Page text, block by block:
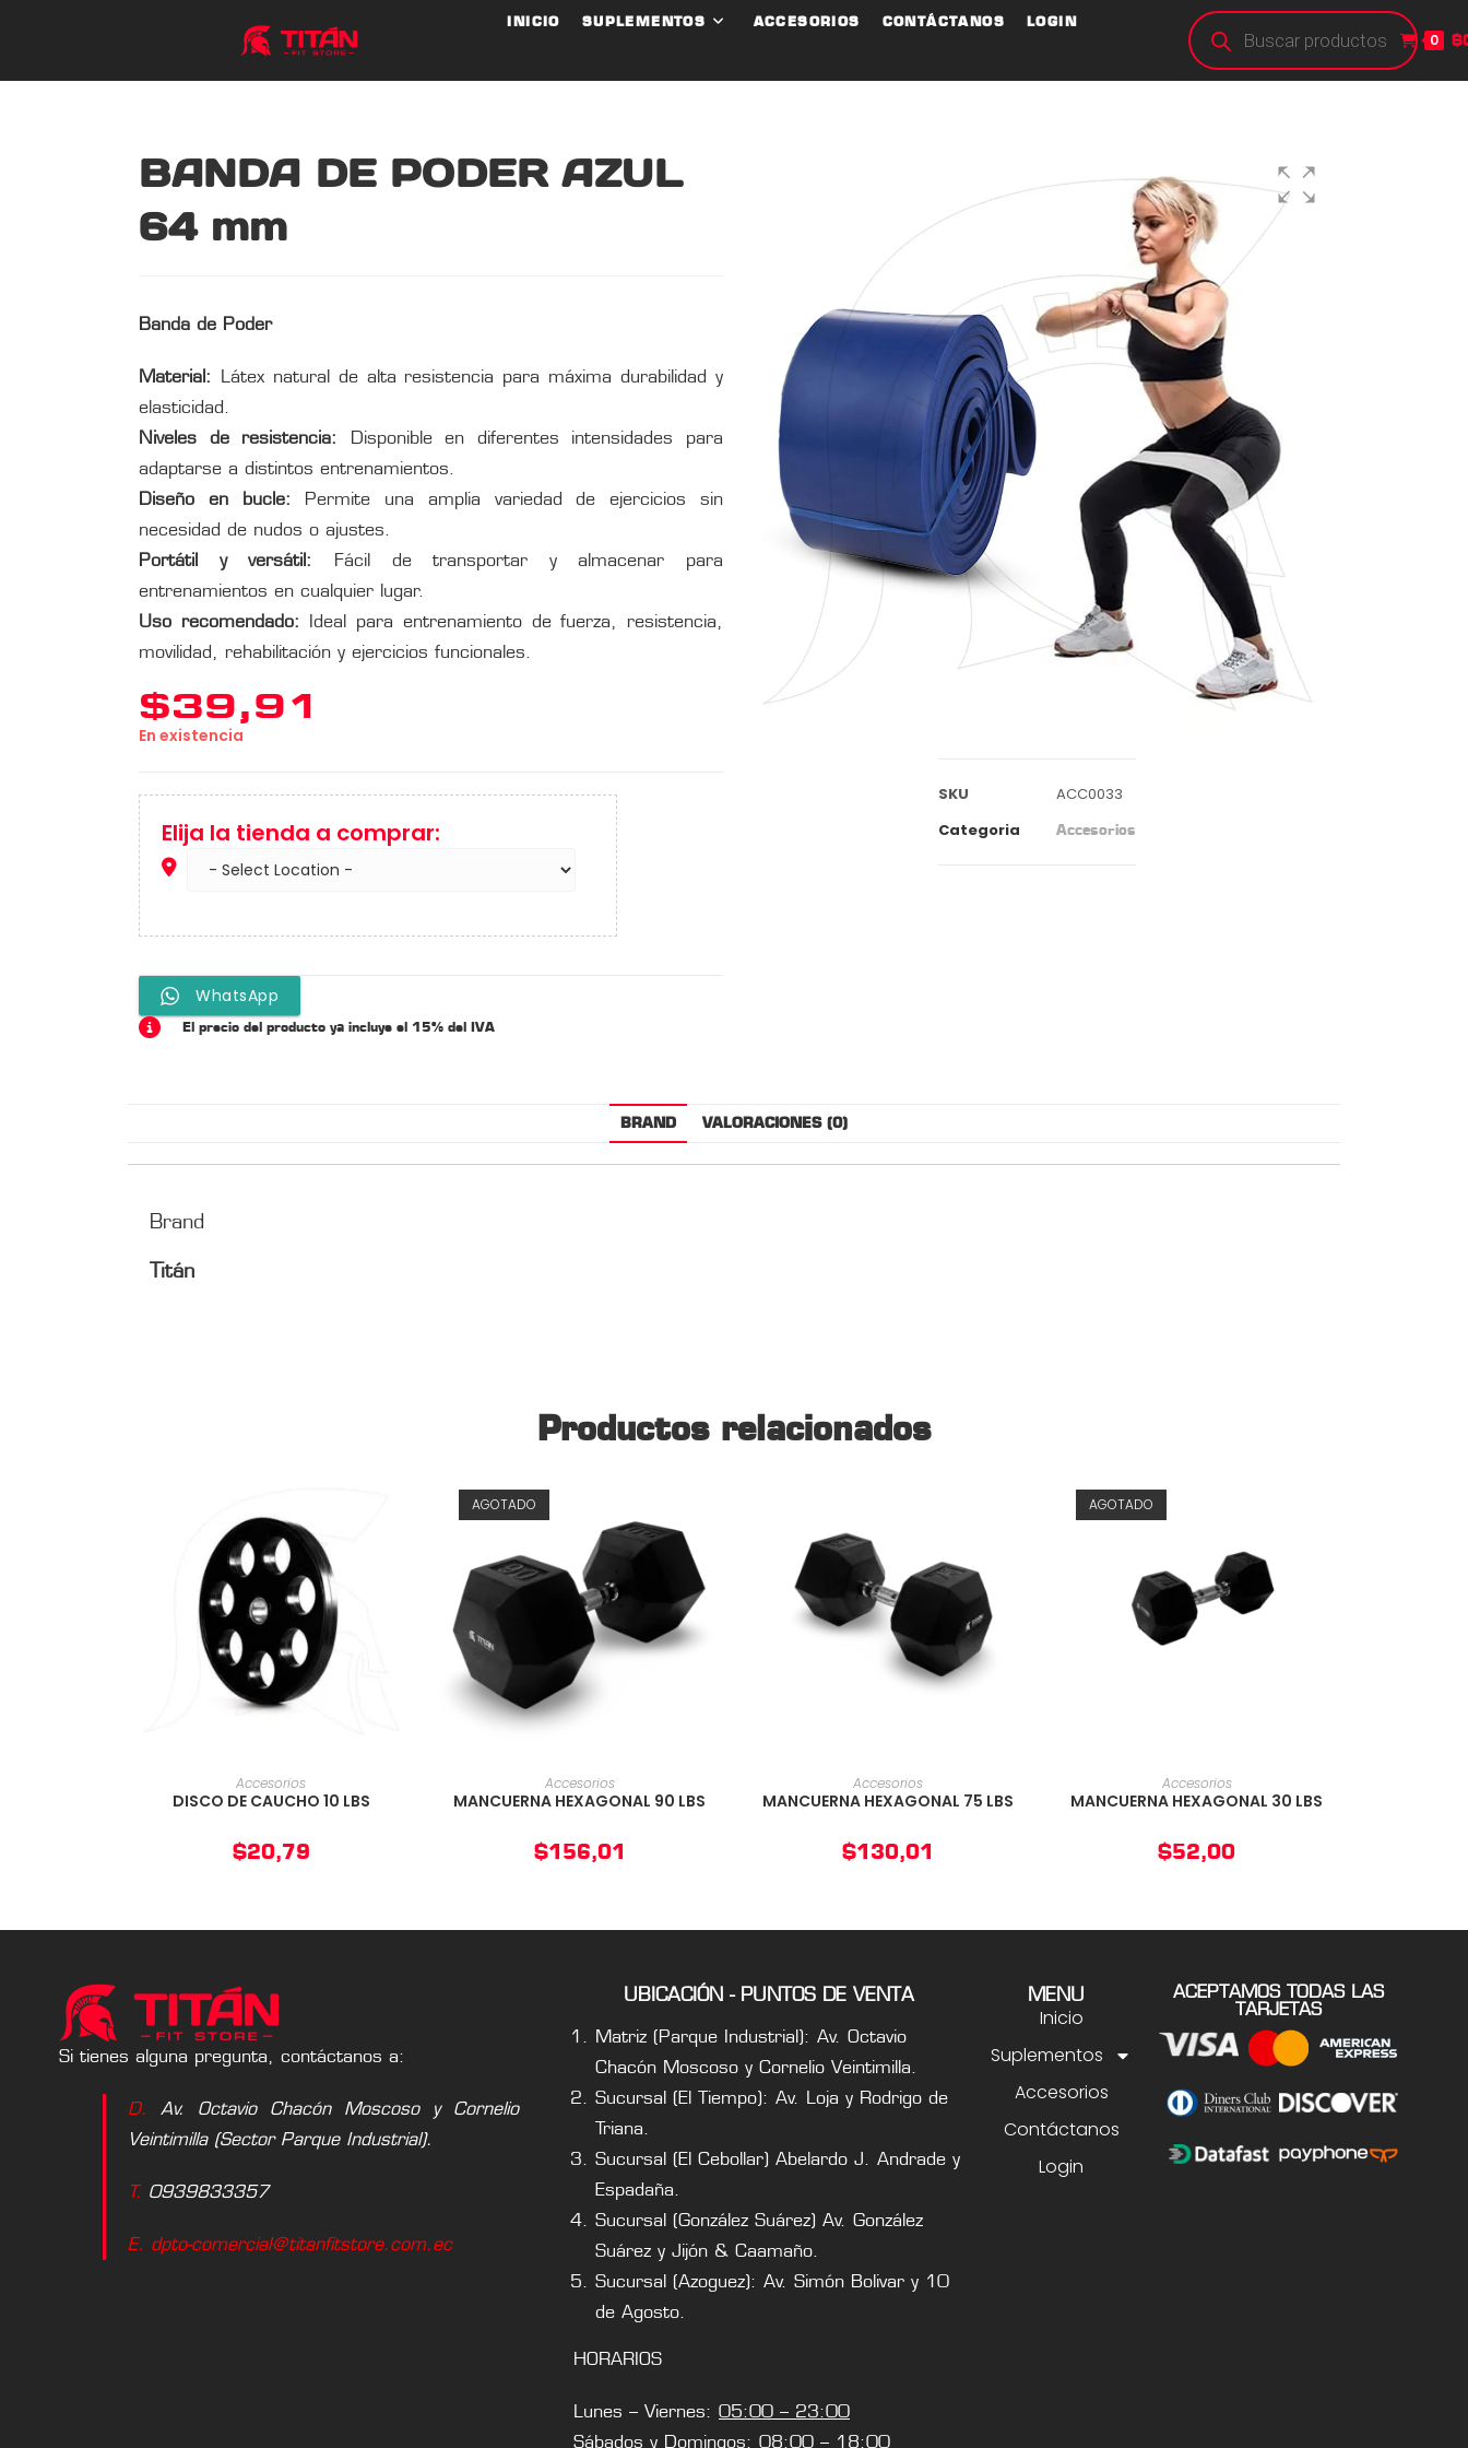
INICIO SUPLEMENTOS ACCESORIOS CONTÁCTANOS LOGIN
0 $
BANDA DE PODER AZUL
64 mm
Banda de Poder
Material:
Látex natural de alta resistencia para máxima durabilidad y
elasticidad.
Niveles de resistencia:
Disponible en diferentes intensidades para
adaptarse a distintos entrenamientos.
Diseño en bucle: Permite una amplia variedad de ejercicios sin
necesidad de nudos o ajustes.
Portátil y versátil:
Fácil de transportar y almacenar para
entrenamientos en cualquier lugar.
Uso recomendado: Ideal para entrenamiento de fuerza, resistencia,
movilidad, rehabilitación y ejercicios funcionales.
$39,91
En existencia
Elija la tienda a comprar:
WhatsApp
El precio del producto ya incluye el 15% del IVA
SKU
ACC0033
Categoria
Accesorios
BRAND VALORACIONES (0)
Brand
Titán
Productos relacionados
AÑADIR AL CARRITO
Accesorios
DISCO DE CAUCHO 10 LBS
$20,79
AGOTADO
AÑADIR AL CARRITO
Accesorios
MANCUERNA HEXAGONAL 90 LBS
$156,01
AÑADIR AL CARRITO
Accesorios
MANCUERNA HEXAGONAL 75 LBS
$130,01
AGOTADO
AÑADIR AL CARRITO
Accesorios
MANCUERNA HEXAGONAL 30 LBS
$52,00
Si tienes alguna pregunta, contáctanos a:
D. Av. Octavio Chacón Moscoso y Cornelio
Veintimilla (Sector Parque Industrial).
T. 0939833357
E. dpto-comercial@titanfitstore.com.ec
UBICACIÓN - PUNTOS DE VENTA
Matriz (Parque Industrial): Av. Octavio
Chacón Moscoso y Cornelio Veintimilla.
Sucursal (El Tiempo): Av. Loja y Rodrigo de
Triana.
Sucursal (El Cebollar) Abelardo J. Andrade y
Espadaña.
Sucursal (González Suárez) Av. González
Suárez y Jijón & Caamaño.
Sucursal (Azoguez): Av. Simón Bolivar y 10
de Agosto.
HORARIOS
Lunes – Viernes: 05:00 – 23:00
Sábados y Domingos: 08:00 – 18:00
MENU
Inicio
Suplementos
Accesorios
Contáctanos
Login
ACEPTAMOS TODAS LAS
TARJETAS